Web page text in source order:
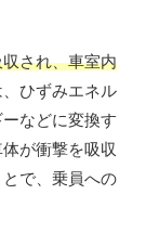
され、車室内
ひずみエネル
などに変換す
が衝撃を吸収
で、乗員への